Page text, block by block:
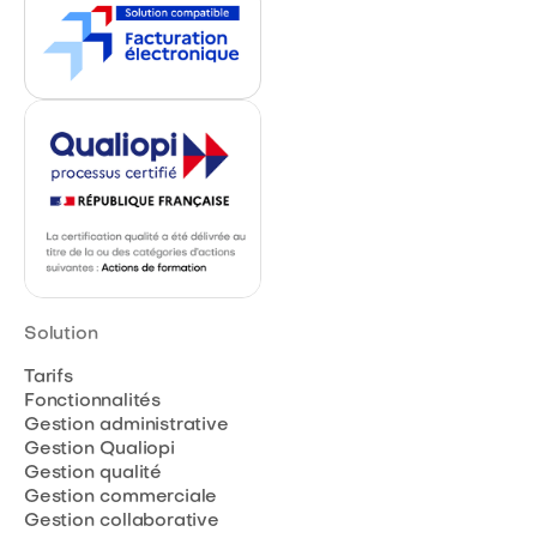
Solution
Tarifs
Fonctionnalités
Gestion administrative
Gestion Qualiopi
Gestion qualité
Gestion commerciale
Gestion collaborative